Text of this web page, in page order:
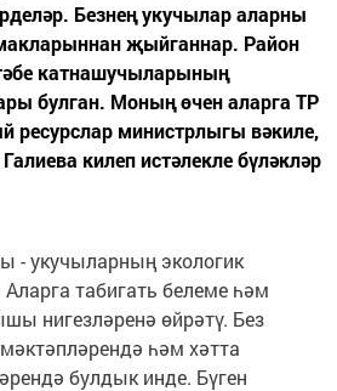
Безнең укучылар аларны
җыйганнар. Район
катнашучыларының
булган. Моның өчен аларга ТР
ресурслар министрлыгы вәкиле,
килеп истәлекле бүләкләр
- укучыларның экологик
табигать белеме һәм
нигезләренә өйрәтү. Без
һәм хәтта
булдык инде. Бүген